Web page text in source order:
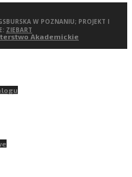
Akademickie
W POZNANIU; PROJEKT I
ZIEBART